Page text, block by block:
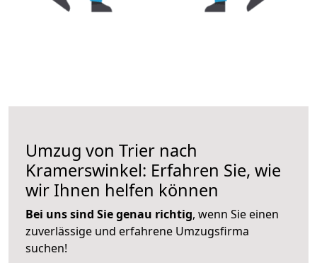
Umzug von Trier nach
Kramerswinkel: Erfahren Sie, wie
wir Ihnen helfen können
Bei uns sind Sie genau richtig, wenn Sie einen
zuverlässige und erfahrene Umzugsfirma
suchen!